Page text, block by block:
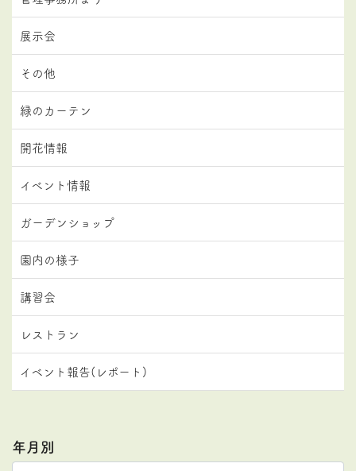
展示会
その他
緑のカーテン
開花情報
イベント情報
ガーデンショップ
園内の様子
講習会
レストラン
イベント報告(レポート)
年月別